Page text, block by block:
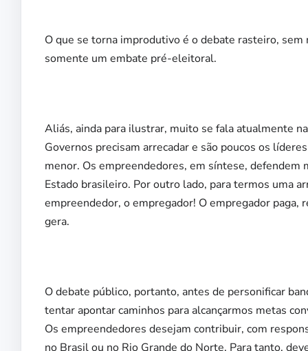
O que se torna improdutivo é o debate rasteiro,
somente um embate pré-eleitoral.
Aliás, ainda para ilustrar, muito se fala atualmente
Governos precisam arrecadar e são poucos os
menor. Os empreendedores, em síntese,
Estado brasileiro. Por outro lado, para termos uma
empreendedor, o empregador! O empregador
gera.
O debate público, portanto, antes de personificar
tentar apontar caminhos para alcançarmos metas
Os empreendedores desejam contribuir, com
no Brasil ou no Rio Grande do Norte. Para tanto,